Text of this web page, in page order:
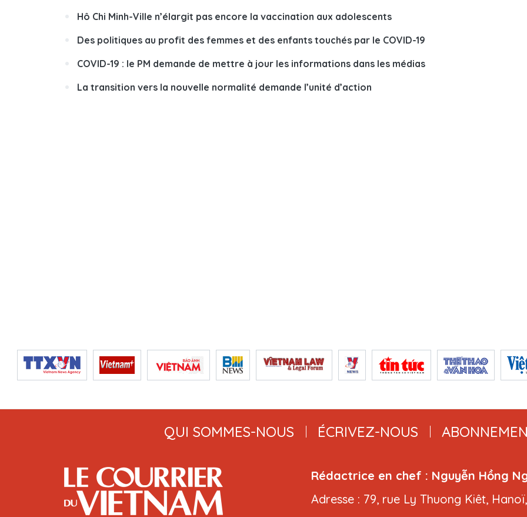
Hô Chi Minh-Ville n’élargit pas encore la vaccination aux adolescents
Des politiques au profit des femmes et des enfants touchés par le COVID-19
COVID-19 : le PM demande de mettre à jour les informations dans les médias
La transition vers la nouvelle normalité demande l’unité d’action
QUI SOMMES-NOUS ÉCRIVEZ-NOUS
Rédactrice en chef : Nguyễn Hồng
Adresse : 79, rue Ly Thuong Kiêt,